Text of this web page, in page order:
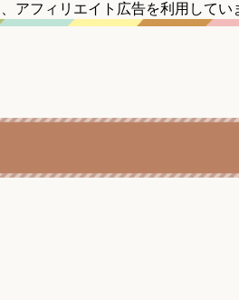
アフィリエイト広告を利用してい